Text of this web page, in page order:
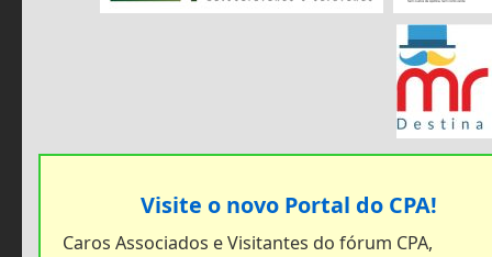
Visite o novo Portal do CPA!
Caros Associados e Visitantes do fórum CPA,